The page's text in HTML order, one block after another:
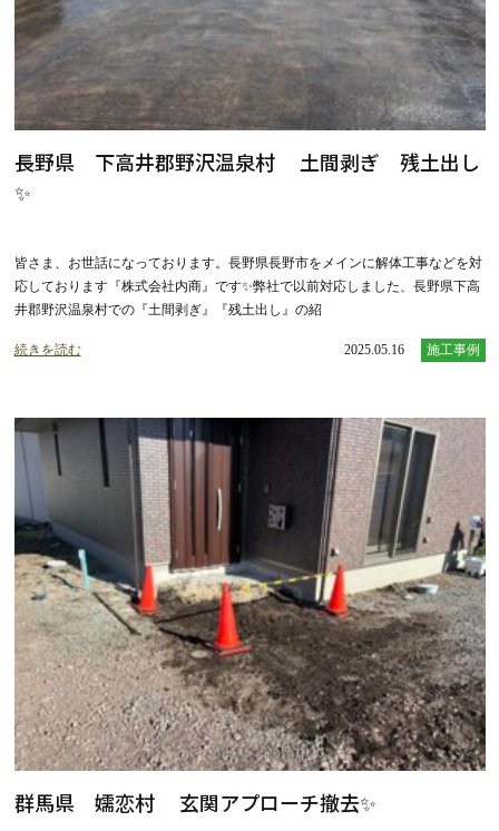
長野県 下高井郡野沢温泉村 土間剥ぎ 残土出し
✨
皆さま、お世話になっております。長野県長野市をメインに解体工事などを対
応しております『株式会社内商』です✨弊社で以前対応しました、長野県下高
井郡野沢温泉村での『土間剥ぎ』『残土出し』の紹
続きを読む 2025.05.16 施工事例
群馬県 嬬恋村 玄関アプローチ撤去✨